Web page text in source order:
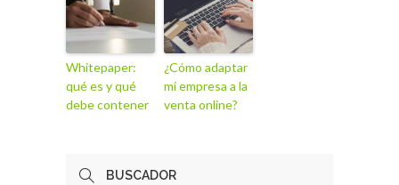
Whitepaper:
qué es y qué
debe contener
¿Cómo adaptar
mi empresa a la
venta online?